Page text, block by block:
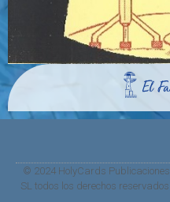
© 2024 HolyCards Publicaciones
SL todos los derechos reservados.